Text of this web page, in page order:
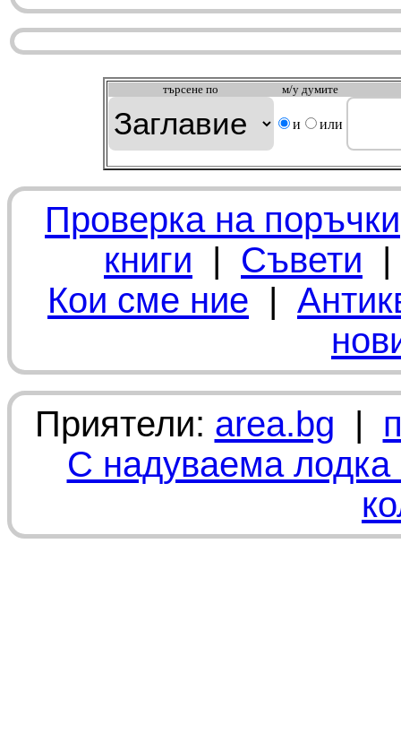
търсeне по м/у думите
и или
Проверка на поръчки
книги | Съвети
Кои сме ние |
Приятели: area.bg |
С надуваема лодка